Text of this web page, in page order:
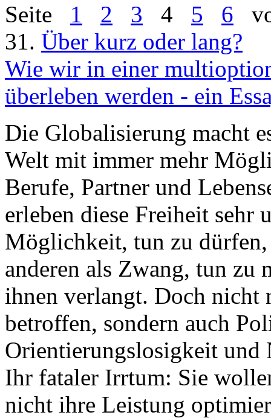
Seite 1 2 3 4 5 6
31. Über kurz oder lang?
Wie wir in einer
überleben werden - ein
Die Globalisierung macht
Welt mit immer mehr
Berufe, Partner und
erleben diese Freiheit sehr
Möglichkeit, tun zu
anderen als Zwang, tun zu
ihnen verlangt. Doch nicht
betroffen, sondern auch
Orientierungslosigkeit und
Ihr fataler Irrtum: Sie
nicht ihre Leistung